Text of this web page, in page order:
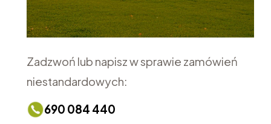
Zadzwoń lub napisz w sprawie zamówień
niestandardowych:
690 084 440